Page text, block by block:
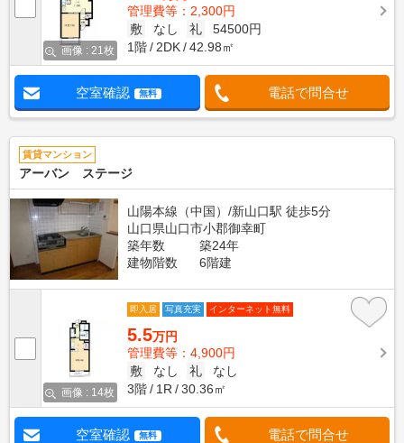
画像 : 21枚
管理費等：2,300円
敷
なし 礼
54500円
1階
2DK 42.98㎡
空室確認 無料 電話で問合せ
賃貸マンション
アーバン ステージ
山陽本線（中国）/新山口駅 徒歩5分
山口県山口市小郡御幸町
築年数
築24年
建物階数
6階建
画像 : 14枚
即入居 写真充実 インターネット無料
5.5万円
管理費等：4,900円
敷
なし 礼
なし
3階
1R 30.36㎡
空室確認 無料 電話で問合せ